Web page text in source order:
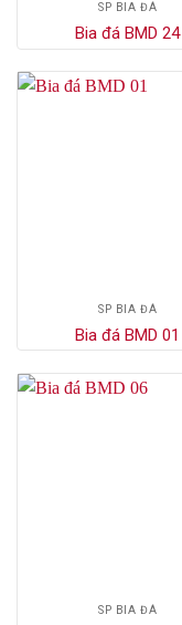
SP BIA ĐÁ
Bia đá BMD 24
SP BIA ĐÁ
Bia đá BMD 01
SP BIA ĐÁ